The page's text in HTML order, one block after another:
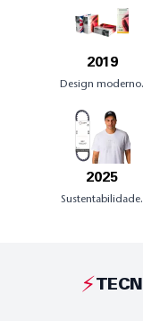
2019
Design moderno.
2025
Sustentabilidade.
⚡